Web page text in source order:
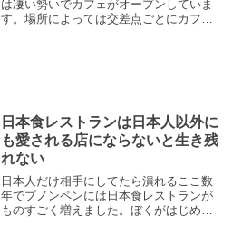
は凄い勢いでカフェがオープンしていま
す。場所によっては交差点ごとにカフェ
日本食レストランは日本人以外に
も愛される店にならないと生き残
れない
日本人だけ相手にしてたら潰れるここ数
年でプノンペンには日本食レストランが
ものすごく増えました。ぼくがはじめて